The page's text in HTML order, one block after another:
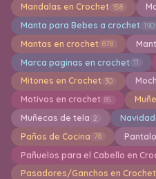
Mandalas en Crochet 158
Manta para Bebes a crochet 190
Mantas en crochet 878
Marca paginas en crochet 11
Mitones en Crochet 30
Motivos en crochet 85
Muñecas de tela 2 Navidad
Paños de Cocina 78
Pañuelos para el Cabello en
Pasadores/Ganchos en Crochet